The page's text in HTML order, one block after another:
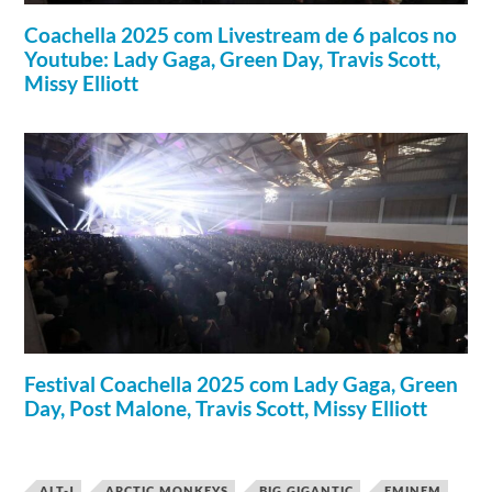
Coachella 2025 com Livestream de 6 palcos no
Youtube: Lady Gaga, Green Day, Travis Scott,
Missy Elliott
Festival Coachella 2025 com Lady Gaga, Green
Day, Post Malone, Travis Scott, Missy Elliott